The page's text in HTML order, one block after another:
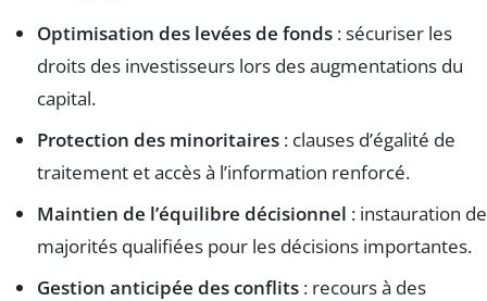
Optimisation des levées de fonds : sécuriser les
droits des investisseurs lors des augmentations du
capital.
Protection des minoritaires : clauses d’égalité de
traitement et accès à l’information renforcé.
Maintien de l’équilibre décisionnel : instauration de
majorités qualifiées pour les décisions importantes.
Gestion anticipée des conflits : recours à des